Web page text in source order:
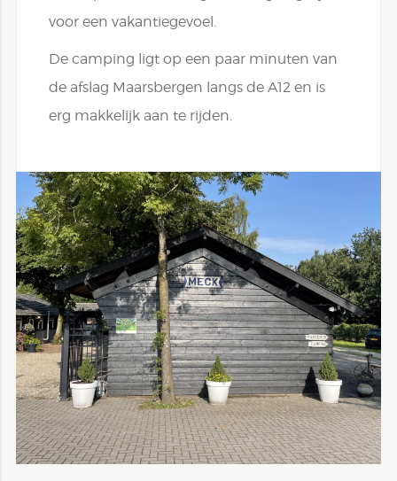
voor een vakantiegevoel.
De camping ligt op een paar minuten van
de afslag Maarsbergen langs de A12 en is
erg makkelijk aan te rijden.